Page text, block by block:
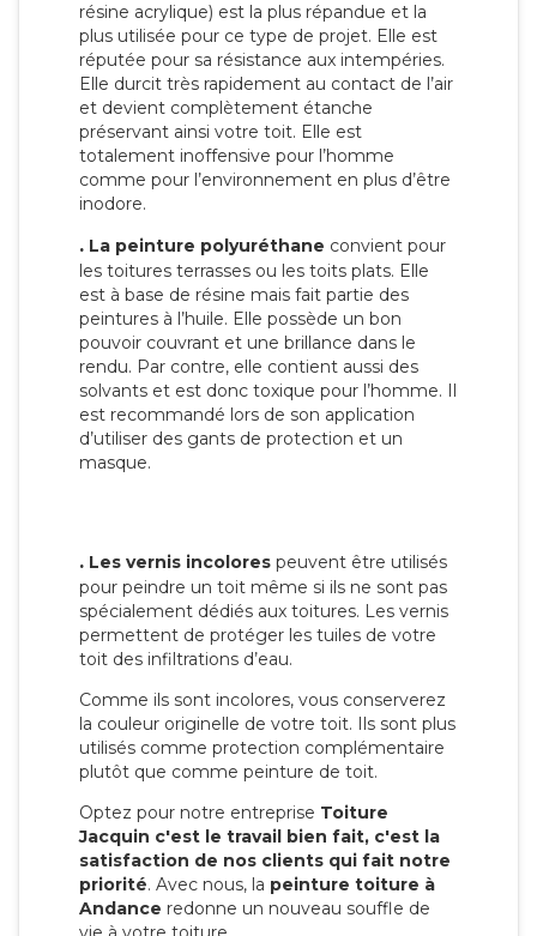
résine acrylique) est la plus répandue et la
plus utilisée pour ce type de projet. Elle est
réputée pour sa résistance aux intempéries.
Elle durcit très rapidement au contact de l’air
et devient complètement étanche
préservant ainsi votre toit. Elle est
totalement inoffensive pour l’homme
comme pour l’environnement en plus d’être
inodore.
. La peinture polyuréthane convient pour
les toitures terrasses ou les toits plats. Elle
est à base de résine mais fait partie des
peintures à l’huile. Elle possède un bon
pouvoir couvrant et une brillance dans le
rendu. Par contre, elle contient aussi des
solvants et est donc toxique pour l’homme. Il
est recommandé lors de son application
d’utiliser des gants de protection et un
masque.
. Les vernis incolores peuvent être utilisés
pour peindre un toit même si ils ne sont pas
spécialement dédiés aux toitures. Les vernis
permettent de protéger les tuiles de votre
toit des infiltrations d’eau.
Comme ils sont incolores, vous conserverez
la couleur originelle de votre toit. Ils sont plus
utilisés comme protection complémentaire
plutôt que comme peinture de toit.
Optez pour notre entreprise Toiture
Jacquin c'est le travail bien fait, c'est la
satisfaction de nos clients qui fait notre
priorité. Avec nous, la peinture toiture à
Andance redonne un nouveau souffle de